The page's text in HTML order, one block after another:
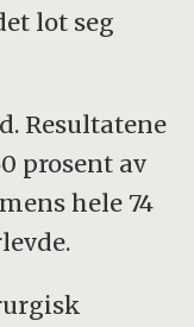
lot seg
Resultatene
prosent av
hele 74